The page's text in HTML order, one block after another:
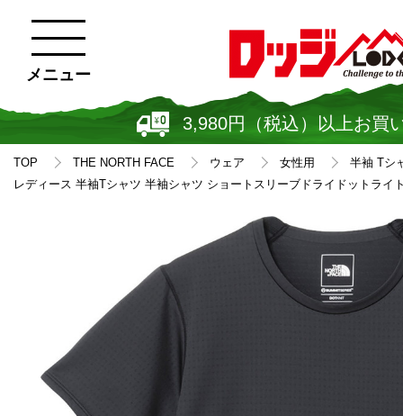
3,980円（税込）以上お買
メニュー
TOP THE NORTH FACE ウェア 女性用
半袖 Tシ
レディース 半袖Tシャツ 半袖シャツ ショートスリーブドライドットライ